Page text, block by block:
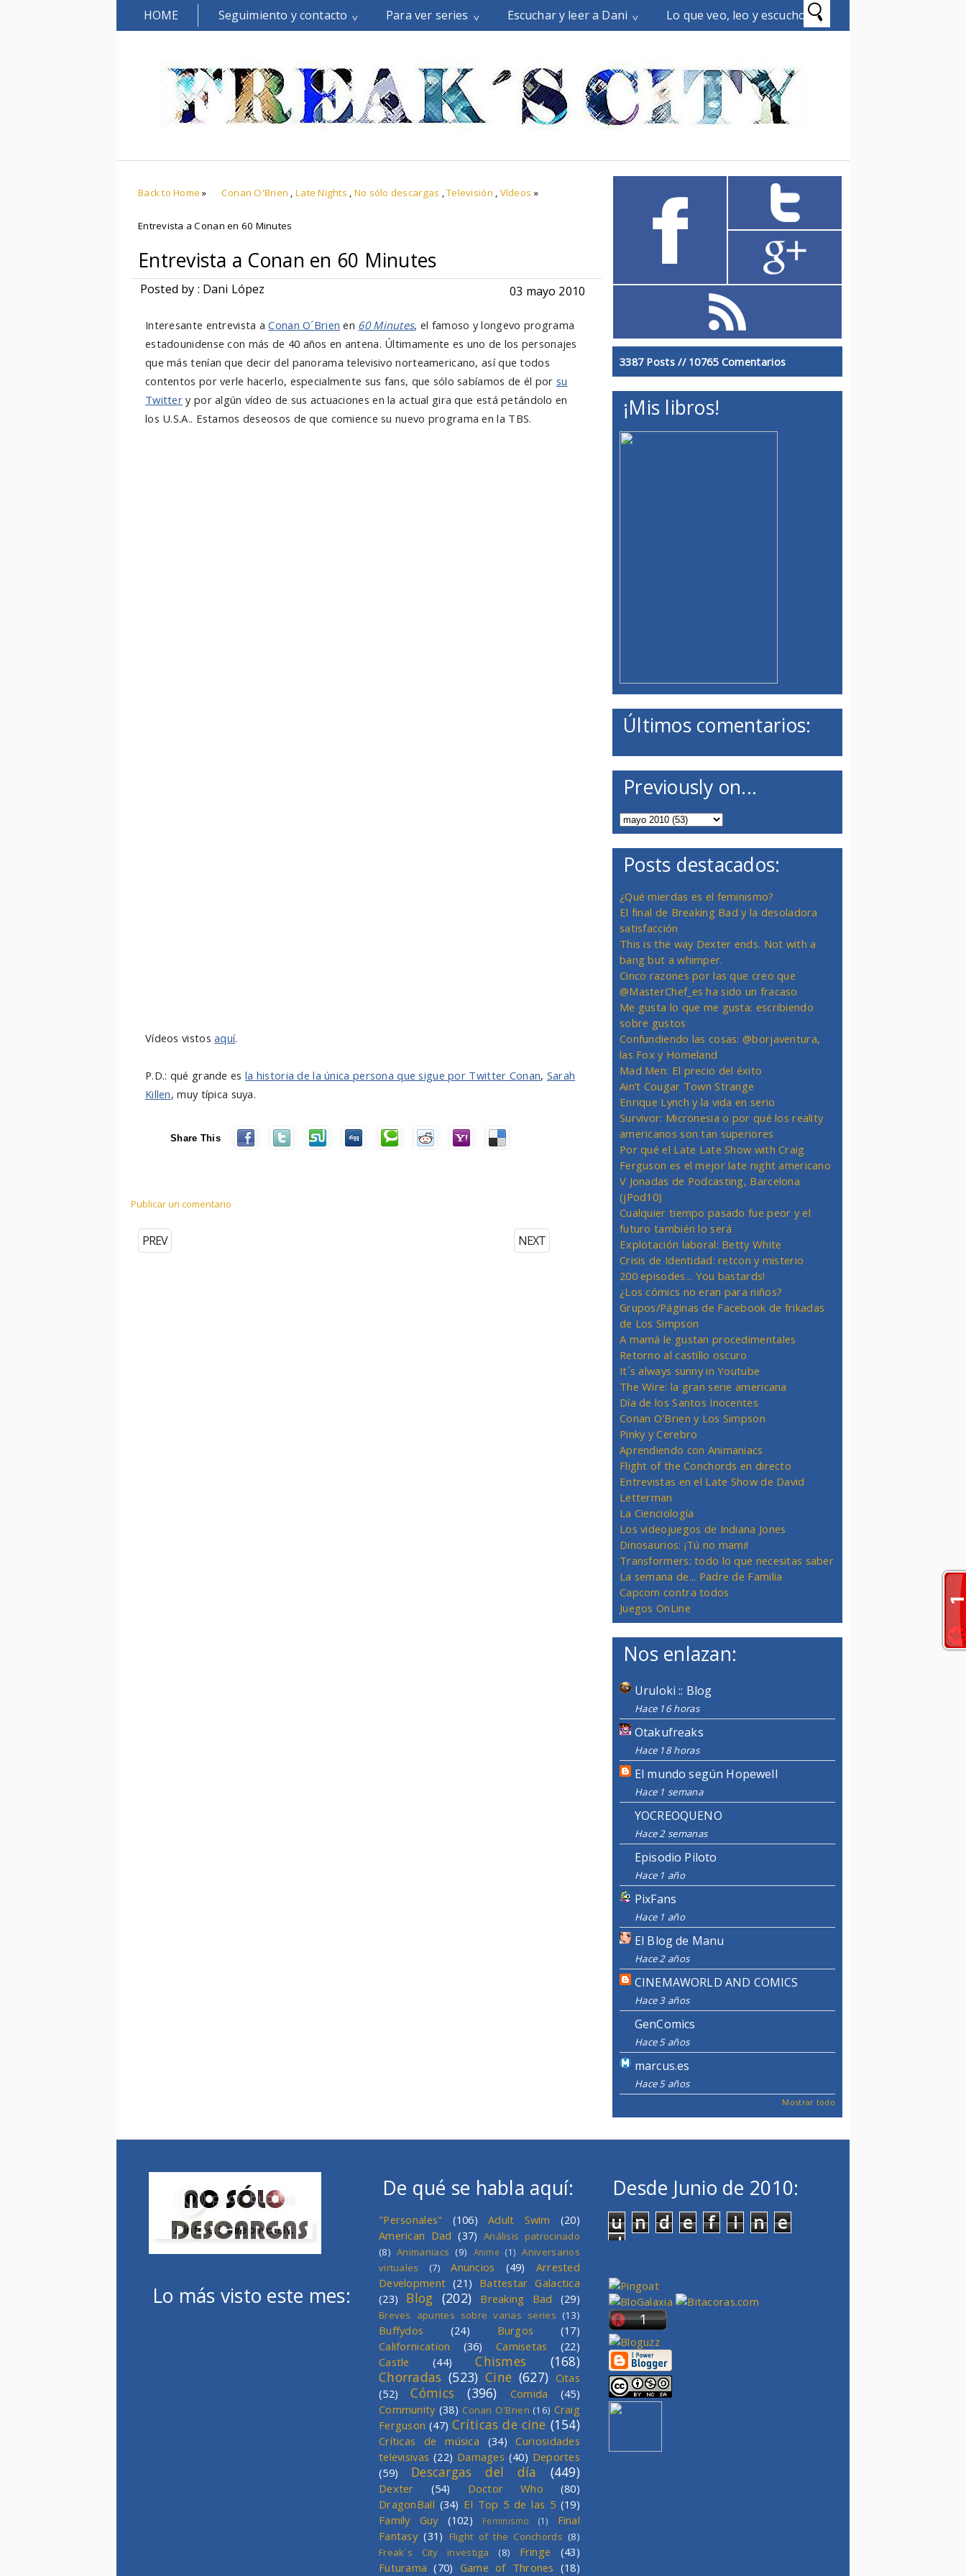
HOME Seguimiento y contacto Para ver series Escuchar y leer a Dani Lo que veo, leo y escucho
Back to Home » Conan O'Brien ,Late Nights , No sólo descargas ,Televisión , Vídeos »
Entrevista a Conan en 60 Minutes
Entrevista a Conan en 60 Minutes
Posted by : Dani López 03 mayo 2010
Interesante entrevista aConan O´Brien en 60 Minutes, el famoso y longevo programa
estadounidense con más de 40 años en antena. Últimamente es uno de los personajes
que más tenían que decir del panorama televisivo norteamericano, así que todos
contentos por verle hacerlo, especialmente sus fans, que sólo sabíamos de él por su
Twitter y por algún vídeo de sus actuaciones en la actual gira que está petándolo en
los U.S.A.. Estamos deseosos de que comience su nuevo programa en la TBS.
Vídeos vistosaquí.
P.D.: qué grande es la historia de la única persona que sigue por Twitter Conan, Sarah
Killen, muy típica suya.
Share This
Publicar un comentario
NEXT
PREV
3387 Posts // 10765 Comentarios
¡Mis libros!
Últimos comentarios:
Previously on...
Posts destacados:
¿Qué mierdas es el feminismo?
El final de Breaking Bad y la desoladora
satisfacción
This is the way Dexter ends. Not with a
bang but a whimper.
Cinco razones por las que creo que
@MasterChef_es ha sido un fracaso
Me gusta lo que me gusta: escribiendo
sobre gustos
Confundiendo las cosas: @borjaventura,
las Fox y Homeland
Mad Men: El precio del éxito
Ain’t Cougar Town Strange
Enrique Lynch y la vida en serio
Survivor: Micronesia o por qué los reality
americanos son tan superiores
Por qué el Late Late Show with Craig
Ferguson es el mejor late night americano
V Jonadas de Podcasting, Barcelona
(jPod10)
Cualquier tiempo pasado fue peor y el
futuro también lo será
Explotación laboral: Betty White
Crisis de Identidad: retcon y misterio
200 episodes... You bastards!
¿Los cómics no eran para niños?
Grupos/Páginas de Facebook de frikadas
de Los Simpson
A mamá le gustan procedimentales
Retorno al castillo oscuro
It´s always sunny in Youtube
The Wire: la gran serie americana
Día de los Santos Inocentes
Conan O'Brien y Los Simpson
Pinky y Cerebro
Aprendiendo con Animaniacs
Flight of the Conchords en directo
Entrevistas en el Late Show de David
Letterman
La Cienciología
Los videojuegos de Indiana Jones
Dinosaurios: ¡Tú no mami!
Transformers: todo lo que necesitas saber
La semana de... Padre de Familia
Capcom contra todos
Juegos OnLine
Nos enlazan:
Uruloki :: Blog
Hace 16 horas
Otakufreaks
Hace 18 horas
El mundo según Hopewell
Hace 1 semana
YOCREOQUENO
Hace 2 semanas
Episodio Piloto
Hace 1 año
PixFans
Hace 1 año
El Blog de Manu
Hace 2 años
CINEMAWORLD AND COMICS
Hace 3 años
GenComics
Hace 5 años
marcus.es
Hace 5 años
Mostrar todo
Lo más visto este mes:
De qué se habla aquí:
"Personales" (106) Adult Swim
(20)
American Dad (37) Análisis patrocinado
(8) Animaniacs (9) Anime (1) Aniversarios
virtuales
(7) Anuncios (49)
Arrested
Development (21) Battestar Galactica
(23)
Blog (202) Breaking Bad (29)
Breves apuntes sobre varias series (13)
Buffydos (24) Burgos
(17)
Californication
(36) Camisetas
(22)
Castle
(44) Chismes
(168)
Chorradas (523) Cine (627) Citas
(52)
Cómics (396) Comida
(45)
Community (38) Conan O'Brien (16) Craig
Ferguson (47) Críticas de cine (154)
Críticas de música (34)
Curiosidades
televisivas (22) Damages (40) Deportes
(59)
Descargas del día (449)
Dexter (54) Doctor Who
(80)
DragonBall (34) El Top 5 de las 5 (19)
Family Guy
(102) Feminismo (1)
Final
Fantasy (31) Flight of the Conchords (8)
Freak´s City investiga
(8) Fringe
(43)
Futurama (70) Game of Thrones (18)
Desde Junio de 2010:
u n d e f i n e
d